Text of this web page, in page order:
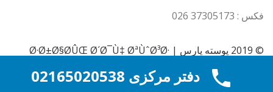
فکس : 37305173 026
© 2019 پوسته پارس | Ø·Ø±Ø§Ø­ÛŒ Ø´Ø¯Ù‡ ØªÙˆØ³Ø·
Ø±Ø§Ù‡Ù†Ù…Ø§ÛŒ ÙˆØ±Ø¯Ù¾Ø±Ø³
دفتر مرکزی 02165020538